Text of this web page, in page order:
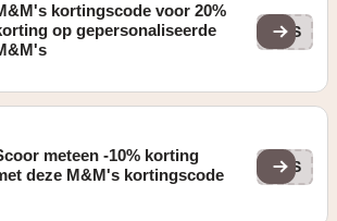
kortingscode voor 20%
op gepersonaliseerde
BES
meteen -10% korting
deze M&M's kortingscode
BES